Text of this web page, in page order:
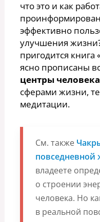
что это и как
эффективно
улучшения
пригодится книга
ясно прописаны
центры человека
сферами жизни,
медитации.
См. также
повседневной
владеете
о строении
человека. Но
в реальной